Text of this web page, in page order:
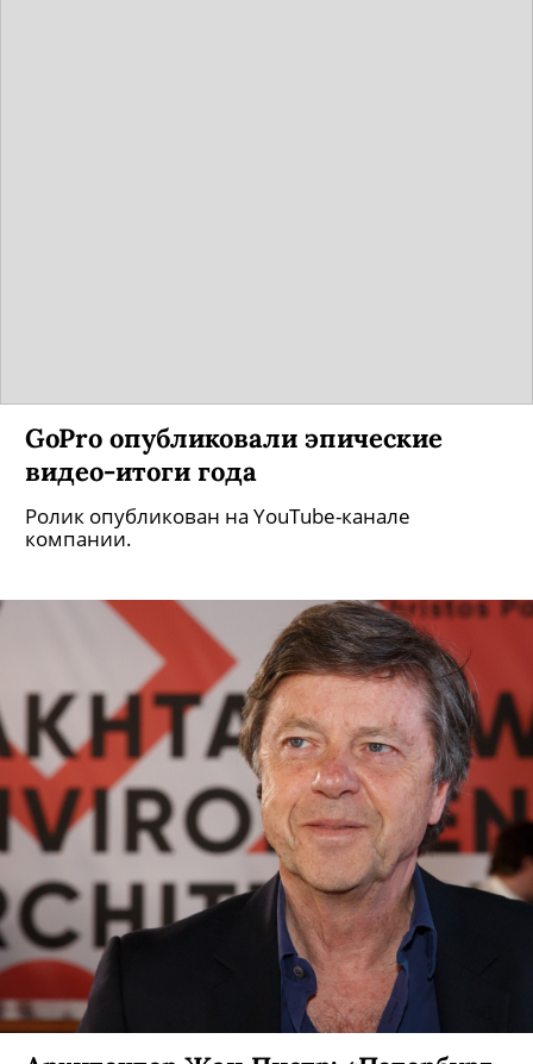
GoPro опубликовали эпические
видео-итоги года
Ролик опубликован на YouTube-канале
компании.